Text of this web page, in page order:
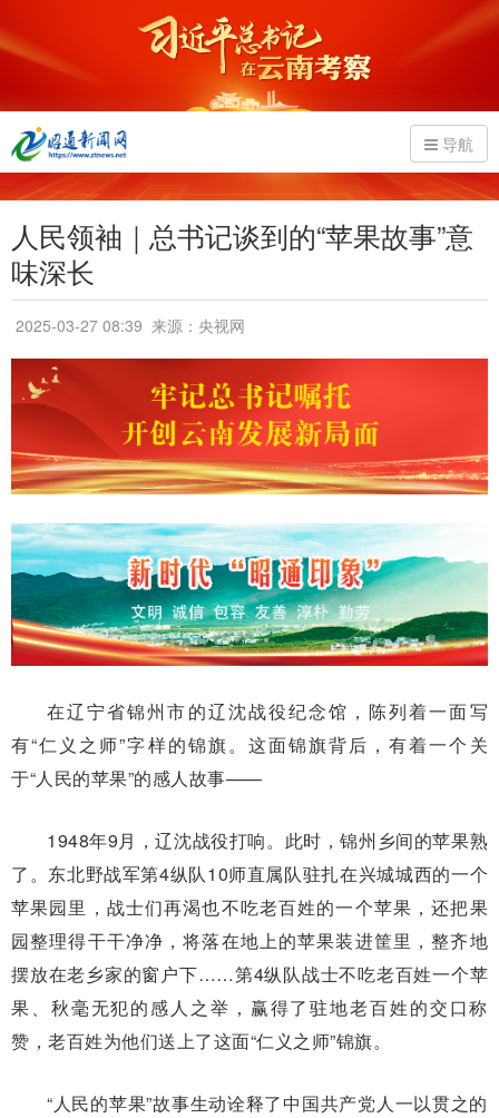
导航
人民领袖｜总书记谈到的“苹果故事”意
味深长
2025-03-27 08:39 来源：央视网
在辽宁省锦州市的辽沈战役纪念馆，陈列着一面写
有“仁义之师”字样的锦旗。这面锦旗背后，有着一个关
于“人民的苹果”的感人故事——
1948年9月，辽沈战役打响。此时，锦州乡间的苹果熟
了。东北野战军第4纵队10师直属队驻扎在兴城城西的一个
苹果园里，战士们再渴也不吃老百姓的一个苹果，还把果
园整理得干干净净，将落在地上的苹果装进筐里，整齐地
摆放在老乡家的窗户下……第4纵队战士不吃老百姓一个苹
果、秋毫无犯的感人之举，赢得了驻地老百姓的交口称
赞，老百姓为他们送上了这面“仁义之师”锦旗。
“人民的苹果”故事生动诠释了中国共产党人一以贯之的